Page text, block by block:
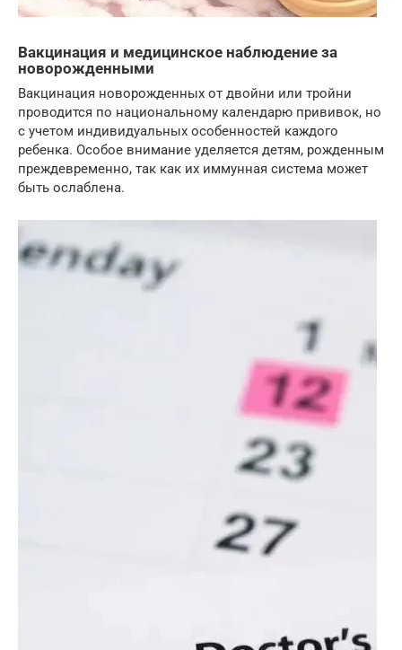
Вакцинация и медицинское наблюдение за
новорожденными
Вакцинация новорожденных от двойни или тройни
проводится по национальному календарю прививок, но
с учетом индивидуальных особенностей каждого
ребенка. Особое внимание уделяется детям, рожденным
преждевременно, так как их иммунная система может
быть ослаблена.